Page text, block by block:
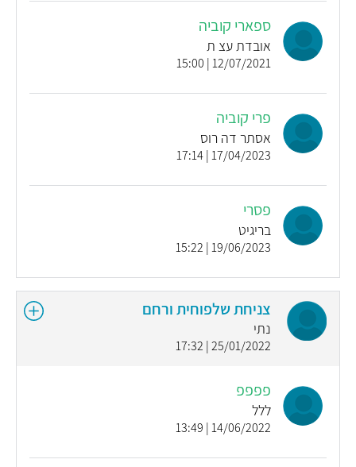
ספארי קוביה
אובדת עצ ת
12/07/2021 | 15:00
פרי קוביה
אסתר דה רוס
17/04/2023 | 17:14
פסרי
בריגיט
19/06/2023 | 15:22
צניחת שלפוחית ורחם
נתי
25/01/2022 | 17:32
פפפפ
ללל
14/06/2022 | 13:49